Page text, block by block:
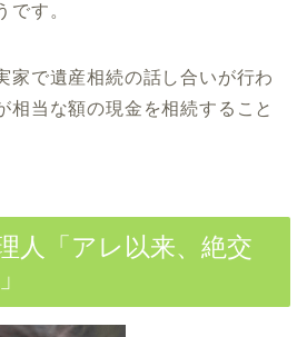
です。
家で遺産相続の話し合いが行わ
相当な額の現金を相続すること
人「アレ以来、絶交